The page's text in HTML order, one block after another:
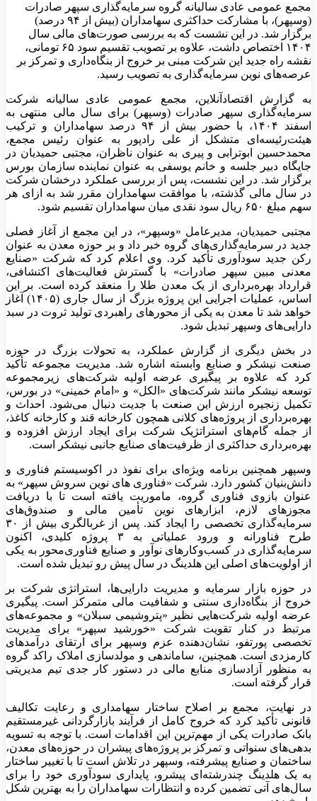
مجمع عمومی عادی سالیانه گروه سرمایه‌گذاری سپهر صادرات
(وسپهر)، با مشارکت حداکثری سهامداران (بیش از ۹۴ درصد)
برگزار شد. در این نشست که به بررسی صورت‌های مالی سال
۱۴۰۴ اختصاص داشت، علاوه بر تصویب تقسیم سود ۶۵ تومانی،
نقشه راه جدید این شرکت مبنی بر خروج از بنگاه‌داری و تمرکز بر
عرصه‌های نوین سرمایه‌گذاری به تصویب رسید.
به گزارش اقتصادآنلاین، مجمع عمومی عادی سالیانه شرکت
سرمایه‌گذاری سپهر صادرات (وسپهر) برای سال مالی منتهی به
اسفند ۱۴۰۴، با حضور بیش از ۹۴ درصد سهامداران و ترکیب
هیئت‌رئیسه‌ای متشکل از علی رادپور به عنوان رئیس مجمع،
محمدحسین ابوترابی و پیری به عنوان ناظران، مجتبی حمیدیان در
جایگاه دبیر جلسه و خانم یوسفی به عنوان نماینده سازمان بورس
برگزار شد. در این نشست، پس از بررسی عملکرد درخشان شرکت
در سال مالی گذشته، با موافقت سهامداران مقرر شد به ازای هر
سهم مبلغ ۶۵۰ ریال سود نقدی میان سهامداران تقسیم شود.
مجتبی حمیدیان، مدیرعامل «وسپهر»، در این مجمع از آغاز فصلی
جدید در سرمایه‌گذاری‌های گروه خبر داد و بر حوزه معدن به عنوان
رکن جدید سودآوری تأکید کرد. وی اعلام کرد که شرکت «صنایع
معدنی مبین سپهر صادرات» با گسترش فعالیت‌های اکتشافی،
قرارداد بهره‌برداری از یک معدن طلا را منعقد کرده است. بر این
اساس، عملیات اجرایی این پروژه بزرگ از سال جاری (۱۴۰۵) آغاز
خواهد شد تا معدن به یکی از محورهای راهبردی تولید ثروت در سبد
دارایی‌های وسپهر تبدیل شود.
در بخش دیگری از گزارش عملکرد، به تحولات بزرگ در حوزه
صنعت نیشکر و صنایع وابسته اشاره شد. مدیریت مجموعه تأکید
کرد که علاوه بر پیگیری عرضه اولیه شرکت‌های زیرمجموعه
توسعه نیشکر مانند شرکت‌های «الکل» و «امام خمینی» در بورس،
تکمیل زنجیره ارزش این صنعت با جدیت دنبال می‌شود. احداث و
بهره‌برداری از پروژه‌های کلانی همچون کارخانه قند و کارخانه کاغذ،
از جمله گام‌های استراتژیک شرکت برای ایجاد ارزش افزوده و
بهره‌برداری حداکثری از ظرفیت‌های صنایع جانبی نیشکر است.
وسپهر همچنین برنامه ویژه‌ای برای نفوذ در اکوسیستم فناوری و
دانش‌بنیان کشور دارد. شرکت «فناوری های نوین سروش سپهر» به
عنوان بازوی فناوری گروه، ماموریت یافته است تا با دریافت
مجوزهای لازم، ابزارهای نوین تأمین مالی و صندوق‌های
سرمایه‌گذاری تخصصی را ایجاد کند. پس از غربالگری بیش از ۳۰
طرح فناورانه و ورود عملیاتی به ۳ پروژه کلیدی، اکنون
سرمایه‌گذاری در کسب‌وکارهای نوآور و صنایع فناوری‌محور به یکی
از اولویت‌های اصلی این هلدینگ در سال پیش رو تبدیل شده است.
در حوزه بازار سرمایه و مدیریت دارایی‌ها، استراتژی شرکت بر
خروج از بنگاه‌داری سنتی و شفافیت مالی متمرکز است. پیگیری
عرضه اولیه شرکت‌هایی نظیر «پتروشیمی سبلان» و مجموعه‌های
مرتبط در کنار تقویت شرکت «خورشید سپهر» برای مدیریت
تخصصی پورتفو، نشان‌دهنده عزم وسپهر برای ارتقای درآمدهای
کارمزدی است. همچنین، ساماندهی و مولدسازی املاک راکد گروه
به منظور آزادسازی منابع مالی در دستور کار جدی تیم مدیریتی
قرار گرفته است.
در نهایت، مجمع بر اصلاح ساختار سهامداری و رعایت تکالیف
قانونی تأکید کرد که خروج کامل از فرآیند بازارگردانی غیرمستقیم
بانک صادرات یکی از مهم‌ترین این اقدامات است. با توجه به تسویه
بدهی‌های سنواتی و تمرکز بر پروژه‌های پیشران در حوزه‌های معدن،
ساختمان و صنایع پیشرفته، وسپهر در تلاش است تا با تغییر ساختار
به یک هلدینگ چندرشته‌ای پیشرو، پایداری سودآوری خود را برای
سال‌های آتی تضمین کرده و انتظارات سهامداران را به بهترین شکل